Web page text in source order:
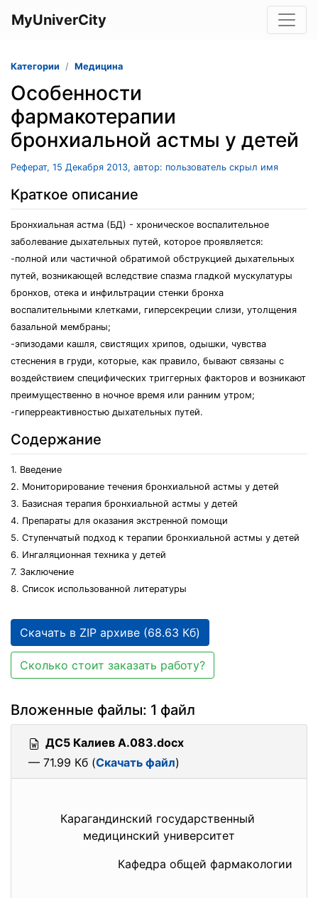
MyUniverCity
Категории Медицина
Особенности
фармакотерапии
бронхиальной астмы у детей
Реферат, 15 Декабря 2013, автор: пользователь скрыл имя
Краткое описание
Бронхиальная астма (БД) - хроническое воспалительное
заболевание дыхательных путей, которое проявляется:
-полной или частичной обратимой обструкцией дыхательных
путей, возникающей вследствие спазма гладкой мускулатуры
бронхов, отека и инфильтрации стенки бронха
воспалительными клетками, гиперсекреции слизи, утолщения
базальной мембраны;
-эпизодами кашля, свистящих хрипов, одышки, чувства
стеснения в груди, которые, как правило, бывают связаны с
воздействием специфических триггерных факторов и возникают
преимущественно в ночное время или ранним утром;
-гиперреактивностью дыхательных путей.
Содержание
1. Введение
2. Мониторирование течения бронхиальной астмы у детей
3. Базисная терапия бронхиальной астмы у детей
4. Препараты для оказания экстренной помощи
5. Ступенчатый подход к терапии бронхиальной астмы у детей
6. Ингаляционная техника у детей
7. Заключение
8. Список использованной литературы
Скачать в ZIP архиве (68.63 Кб)
Сколько стоит заказать работу?
Вложенные файлы: 1 файл
ДС5 Калиев А.083.docx
— 71.99 Кб (Скачать файл)
Карагандинский государственный
медицинский университет
Кафедра общей фармакологии